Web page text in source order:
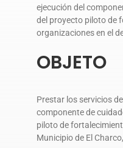
ejecución del
del proyecto piloto de
organizaciones en el
OBJETO
Prestar los servicios
componente de
piloto de
Municipio de El